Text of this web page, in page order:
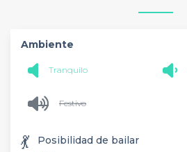
Ambiente
Tranquilo
Festivo
💃
Posibilidad de bailar